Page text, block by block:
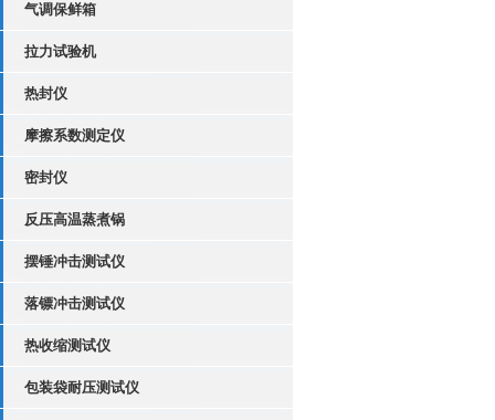
气调保鲜箱
拉力试验机
热封仪
摩擦系数测定仪
密封仪
反压高温蒸煮锅
摆锤冲击测试仪
落镖冲击测试仪
热收缩测试仪
包装袋耐压测试仪